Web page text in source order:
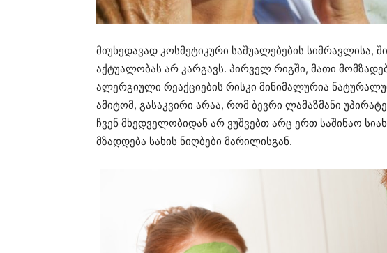
მიუხედავად კოსმეტიკური საშუალებების სიმრავლისა,
აქტუალობას არ კარგავს. პირველ რიგში, მათი
ალერგიული რეაქციების რისკი მინიმალურია
ამიტომ, გასაკვირი არაა, რომ ბევრი ლამაზმანი
ჩვენ მხედველობიდან არ ვუშვებთ არც ერთ საშინაო
მზადდება სახის ნიღბები მარილისგან.